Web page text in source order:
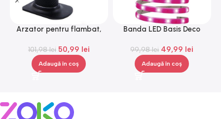
Arzator pentru flambat,
Gonga®
101,98lei 50,99 lei
Adaugă în coș
Banda LED Basis Deco
cm
99,98lei 49,99 lei
Adaugă în coș